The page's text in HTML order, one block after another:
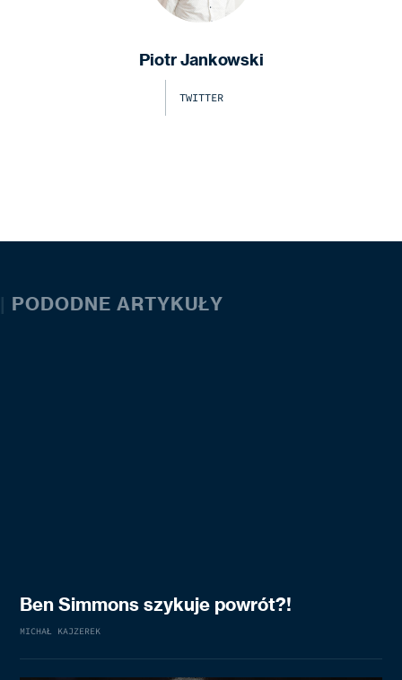
Piotr Jankowski
TWITTER
| PODODNE ARTYKUŁY
Ben Simmons szykuje powrót?!
MICHAŁ KAJZEREK